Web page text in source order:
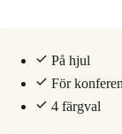
På hjul
För
4 färgval